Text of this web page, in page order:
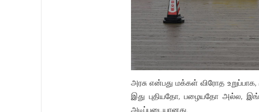
அரசு என்பது மக்கள் விரோத
இது புதியதோ, பழையதோ அல்ல,
அடிப்படையானது.